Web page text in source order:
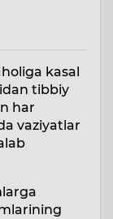
kasal
tibbiy
har
vaziyatlar